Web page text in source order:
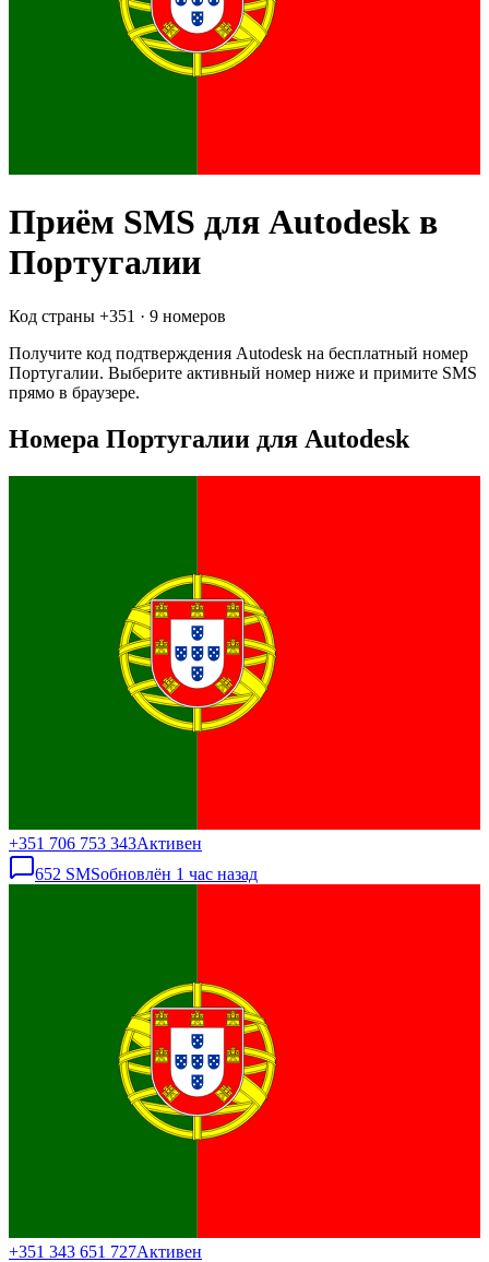
Приём SMS для Autodesk в
Португалии
Код страны +351 · 9 номеров
Получите код подтверждения Autodesk на бесплатный номер
Португалии. Выберите активный номер ниже и примите SMS
прямо в браузере.
Номера Португалии для Autodesk
+351 706 753 343Активен
652 SMSобновлён 1 час назад
+351 343 651 727Активен